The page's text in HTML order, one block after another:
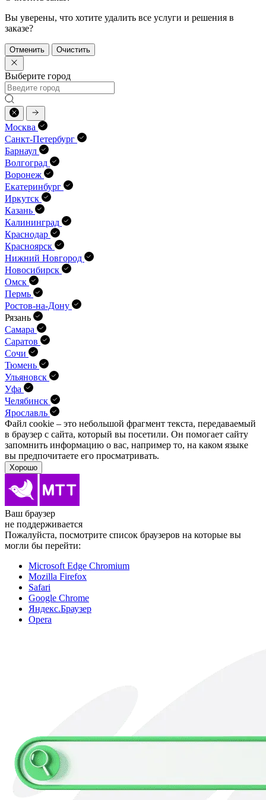
Вы уверены, что хотите удалить все услуги и решения в
заказе?
Отменить Очистить
Выберите город
Москва
Санкт-Петербург
Барнаул
Волгоград
Воронеж
Екатеринбург
Иркутск
Казань
Калининград
Краснодар
Красноярск
Нижний Новгород
Новосибирск
Омск
Пермь
Ростов-на-Дону
Рязань
Самара
Саратов
Сочи
Тюмень
Ульяновск
Уфа
Челябинск
Ярославль
Файл cookie – это небольшой фрагмент текста, передава­емый
в браузер с сайта, который вы посетили. Он помо­гает сайту
запомнить информацию о вас, например то, на каком языке
вы предпочитаете его просматривать.
Хорошо
Ваш браузер
не поддерживается
Пожалуйста, посмотрите список браузеров на которые вы
могли бы перейти:
Microsoft Edge Chromium
Mozilla Firefox
Safari
Google Chrome
Яндекс.Браузер
Opera